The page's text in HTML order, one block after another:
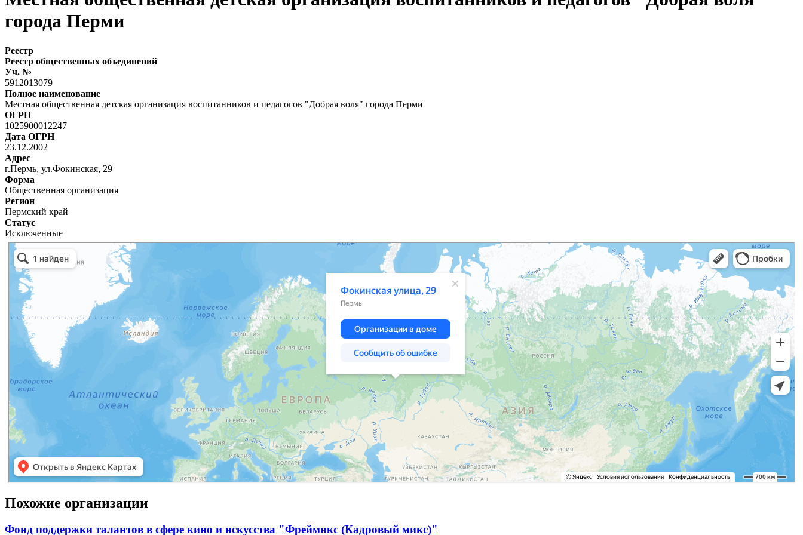
города Перми
Реестр
Реестр общественных объединений
Уч. №
5912013079
Полное наименование
Местная общественная детская организация воспитанников и педагогов "Добрая воля" города Перми
ОГРН
1025900012247
Дата ОГРН
23.12.2002
Адрес
г.Пермь, ул.Фокинская, 29
Форма
Общественная организация
Регион
Пермский край
Статус
Исключенные
Похожие организации
Фонд поддержки талантов в сфере кино и искусства "Фреймикс (Кадровый микс)"